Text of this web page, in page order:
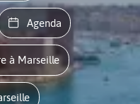
Agenda
à Marseille